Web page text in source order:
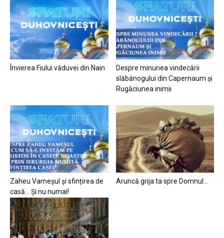
Învierea Fiului văduvei din Nain
Despre minunea vindecării
slăbănogului din Capernaum și
Rugăciunea inimii
Zaheu Vameșul și sfințirea de
casă… Și nu numai!
Aruncă grija ta spre Domnul…